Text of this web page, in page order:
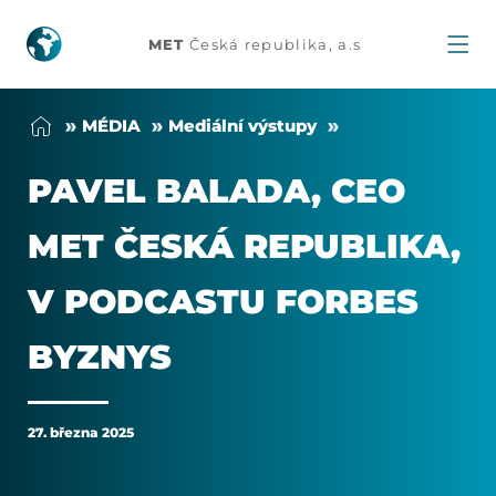
Pavel
Balada,
CEO
MET
Česká
republika,
podcastu
MET Česká republika, a.s
MÉDIA Me­di­ální vý­stu­py
PA­VEL BA­LA­DA, CEO
MET ČESKÁ REPUB­LIKA,
V POD­CAS­TU FOR­BES
BY­Z­NYS
27. března 2025